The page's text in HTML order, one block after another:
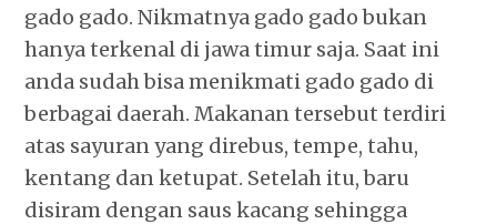
gado gado. Nikmatnya gado gado bukan
hanya terkenal di jawa timur saja. Saat ini
anda sudah bisa menikmati gado gado di
berbagai daerah. Makanan tersebut terdiri
atas sayuran yang direbus, tempe, tahu,
kentang dan ketupat. Setelah itu, baru
disiram dengan saus kacang sehingga